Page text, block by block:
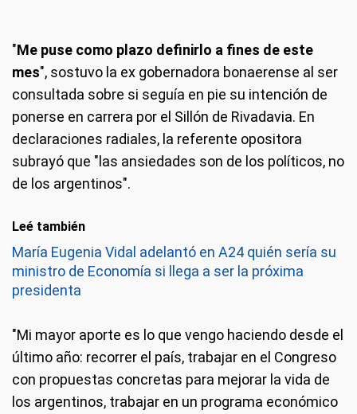
"Me puse como plazo definirlo a fines de este
mes", sostuvo la ex gobernadora bonaerense al ser
consultada sobre si seguía en pie su intención de
ponerse en carrera por el Sillón de Rivadavia. En
declaraciones radiales, la referente opositora
subrayó que "las ansiedades son de los políticos, no
de los argentinos".
Leé también
María Eugenia Vidal adelantó en A24 quién sería su
ministro de Economía si llega a ser la próxima
presidenta
"Mi mayor aporte es lo que vengo haciendo desde el
último año: recorrer el país, trabajar en el Congreso
con propuestas concretas para mejorar la vida de
los argentinos, trabajar en un programa económico